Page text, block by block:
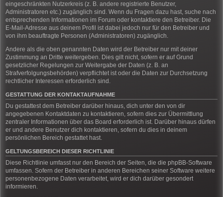
eingeschränkten Nutzerkreis (z. B. andere registrierte Benutzer,
Administratoren etc.) zugänglich sind. Wenn du Fragen dazu hast, suche nach
entsprechenden Informationen im Forum oder kontaktiere den Betreiber. Die
E-Mail-Adresse aus deinem Profil ist dabei jedoch nur für den Betreiber und
von ihm beauftragte Personen (Administratoren) zugänglich.
Andere als die oben genannten Daten wird der Betreiber nur mit deiner
Zustimmung an Dritte weitergeben. Dies gilt nicht, sofern er auf Grund
gesetzlicher Regelungen zur Weitergabe der Daten (z. B. an
Strafverfolgungsbehörden) verpflichtet ist oder die Daten zur Durchsetzung
rechtlicher Interessen erforderlich sind.
GESTATTUNG DER KONTAKTAUFNAHME
Du gestattest dem Betreiber darüber hinaus, dich unter den von dir
angegebenen Kontaktdaten zu kontaktieren, sofern dies zur Übermittlung
zentraler Informationen über das Board erforderlich ist. Darüber hinaus dürfen
er und andere Benutzer dich kontaktieren, sofern du dies in deinem
persönlichen Bereich gestattet hast.
GELTUNGSBEREICH DIESER RICHTLINIE
Diese Richtlinie umfasst nur den Bereich der Seiten, die die phpBB-Software
umfassen. Sofern der Betreiber in anderen Bereichen seiner Software weitere
personenbezogene Daten verarbeitet, wird er dich darüber gesondert
informieren.